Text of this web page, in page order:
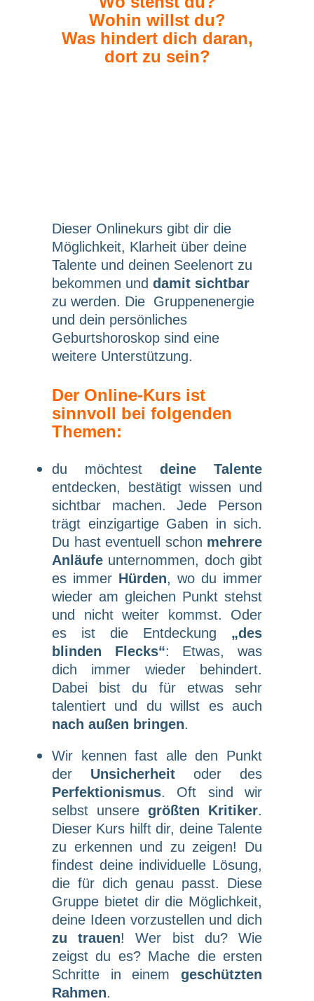
Wohin willst du?
Was hindert dich daran,
dort zu sein?
Dieser Onlinekurs gibt dir die
Möglichkeit, Klarheit über deine
Talente und deinen Seelenort zu
bekommen und damit sichtbar
zu werden. Die Gruppenenergie
und dein persönliches
Geburtshoroskop sind eine
weitere Unterstützung.
Der Online-Kurs ist
sinnvoll bei folgenden
Themen:
du möchtest deine Talente
entdecken, bestätigt wissen und
sichtbar machen. Jede Person
trägt einzigartige Gaben in sich.
Du hast eventuell schon mehrere
Anläufe unternommen, doch gibt
es immer Hürden, wo du immer
wieder am gleichen Punkt stehst
und nicht weiter kommst. Oder
es ist die Entdeckung „des
blinden Flecks“: Etwas, was
dich immer wieder behindert.
Dabei bist du für etwas sehr
talentiert und du willst es auch
nach außen bringen.
Wir kennen fast alle den Punkt
der Unsicherheit oder des
Perfektionismus. Oft sind wir
selbst unsere größten Kritiker.
Dieser Kurs hilft dir, deine Talente
zu erkennen und zu zeigen! Du
findest deine individuelle Lösung,
die für dich genau passt. Diese
Gruppe bietet dir die Möglichkeit,
deine Ideen vorzustellen und dich
zu trauen! Wer bist du? Wie
zeigst du es? Mache die ersten
Schritte in einem geschützten
Rahmen.